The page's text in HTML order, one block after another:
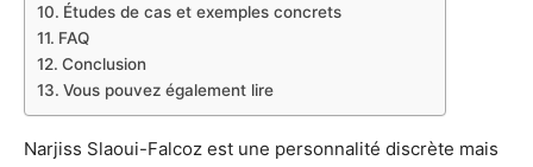
Études de cas et exemples concrets
FAQ
Conclusion
Vous pouvez également lire
Narjiss Slaoui-Falcoz est une personnalité discrète mais